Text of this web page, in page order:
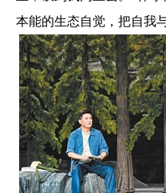
本能的生态自觉，把自我